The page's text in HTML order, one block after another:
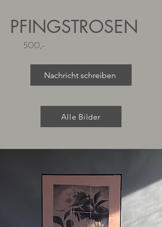
PFINGSTROSEN
500,-
Nachricht schreiben
Alle Bilder